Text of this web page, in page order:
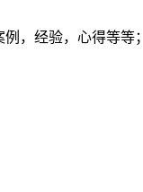
，经验，心得等等；